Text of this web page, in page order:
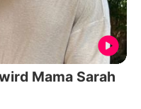
Mama Sarah